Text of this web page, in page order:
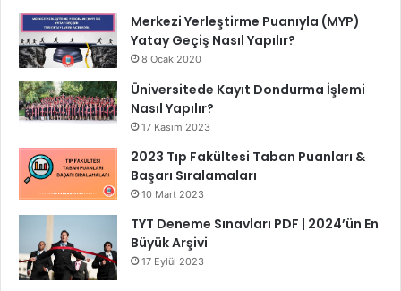
Merkezi Yerleştirme Puanıyla (MYP)
Yatay Geçiş Nasıl Yapılır?
8 Ocak 2020
Üniversitede Kayıt Dondurma İşlemi
Nasıl Yapılır?
17 Kasım 2023
2023 Tıp Fakültesi Taban Puanları &
Başarı Sıralamaları
10 Mart 2023
TYT Deneme Sınavları PDF | 2024’ün En
Büyük Arşivi
17 Eylül 2023